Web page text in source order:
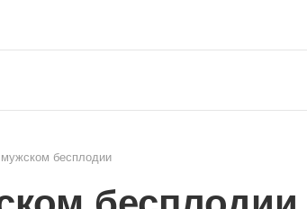
мужском бесплодии